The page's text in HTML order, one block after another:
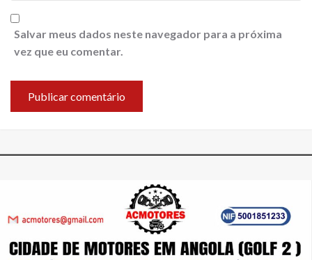
Salvar meus dados neste navegador para a próxima
vez que eu comentar.